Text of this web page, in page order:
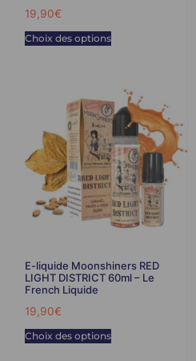
19,90€
Choix des options
E-liquide Moonshiners RED
LIGHT DISTRICT 60ml – Le
French Liquide
19,90€
Choix des options